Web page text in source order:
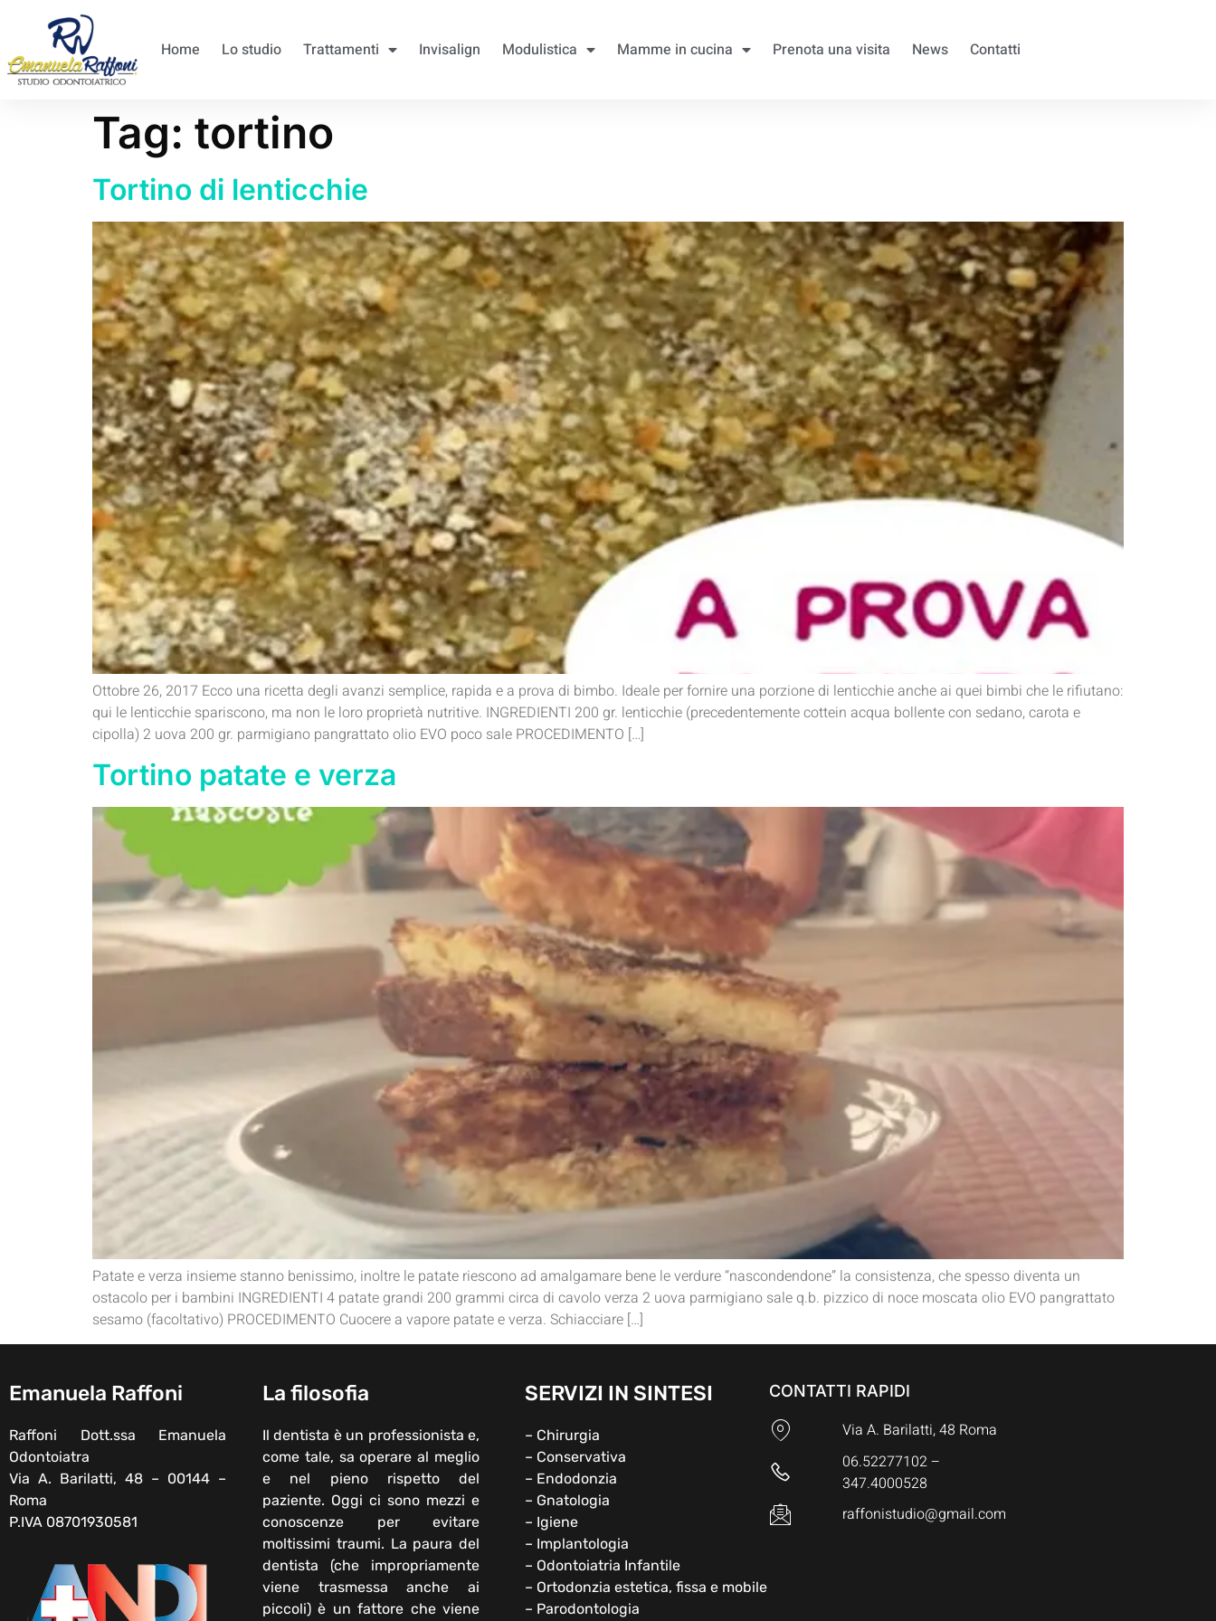
Home Lo studio Trattamenti Invisalign Modulistica Mamme in cucina Prenota una visita News Contatti
Tag: tortino
Tortino di lenticchie
Ottobre 26, 2017 Ecco una ricetta degli avanzi semplice, rapida e a prova di bimbo. Ideale per fornire una porzione di lenticchie anche ai quei bimbi che le rifiutano:
qui le lenticchie spariscono, ma non le loro proprietà nutritive. INGREDIENTI 200 gr. lenticchie (precedentemente cottein acqua bollente con sedano, carota e
cipolla) 2 uova 200 gr. parmigiano pangrattato olio EVO poco sale PROCEDIMENTO […]
Tortino patate e verza
Patate e verza insieme stanno benissimo, inoltre le patate riescono ad amalgamare bene le verdure “nascondendone” la consistenza, che spesso diventa un
ostacolo per i bambini INGREDIENTI 4 patate grandi 200 grammi circa di cavolo verza 2 uova parmigiano sale q.b. pizzico di noce moscata olio EVO pangrattato
sesamo (facoltativo) PROCEDIMENTO Cuocere a vapore patate e verza. Schiacciare […]
Emanuela Raffoni
Raffoni Dott.ssa Emanuela
Odontoiatra
Via A. Barilatti, 48 – 00144 –
Roma
P.IVA 08701930581
La filosofia
Il dentista è un professionista e,
come tale, sa operare al meglio
e nel pieno rispetto del
paziente. Oggi ci sono mezzi e
conoscenze per evitare
moltissimi traumi. La paura del
dentista (che impropriamente
viene trasmessa anche ai
piccoli) è un fattore che viene
SERVIZI IN SINTESI
– Chirurgia
– Conservativa
– Endodonzia
– Gnatologia
– Igiene
– Implantologia
– Odontoiatria Infantile
– Ortodonzia estetica, fissa e mobile
– Parodontologia
CONTATTI RAPIDI
Via A. Barilatti, 48 Roma
06.52277102 –
347.4000528
raffonistudio@gmail.com